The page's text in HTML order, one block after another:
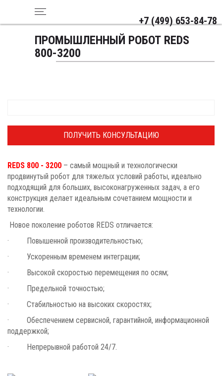
+7 (499) 653-84-78
ПРОМЫШЛЕННЫЙ РОБОТ REDS
800-3200
ПОЛУЧИТЬ КОНСУЛЬТАЦИЮ
REDS 800 - 3200 – самый мощный и технологически
продвинутый робот для тяжелых условий работы, идеально
подходящий для больших, высоконагруженных задач, а его
конструкция делает идеальным сочетанием мощности и
технологии.
Новое поколение роботов REDS отличается:
· Повышенной производительностью;
· Ускоренным временем интеграции;
· Высокой скоростью перемещения по осям;
· Предельной точностью;
· Стабильностью на высоких скоростях;
· Обеспечением сервисной, гарантийной, информационной
поддержкой;
· Непрерывной работой 24/7.